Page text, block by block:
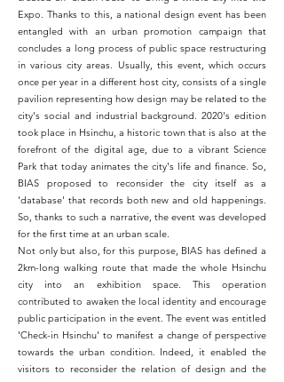
Expo. Thanks to this, a national design event has been
entangled with an urban promotion campaign that
concludes a long process of public space restructuring
in various city areas. Usually, this event, which occurs
once per year in a different host city, consists of a single
pavilion representing how design may be related to the
city's social and industrial background. 2020's edition
took place in Hsinchu, a historic town that is also at the
forefront of the digital age, due to a vibrant Science
Park that today animates the city's life and finance. So,
BIAS proposed to reconsider the city itself as a
'database' that records both new and old happenings.
So, thanks to such a narrative, the event was developed
for the first time at an urban scale.
Not only but also, for this purpose, BIAS has defined a
2km-long walking route that made the whole Hsinchu
city into an exhibition space. This operation
contributed to awaken the local identity and encourage
public participation in the event. The event was entitled
'Check-in Hsinchu' to manifest a change of perspective
towards the urban condition. Indeed, it enabled the
visitors to reconsider the relation of design and the